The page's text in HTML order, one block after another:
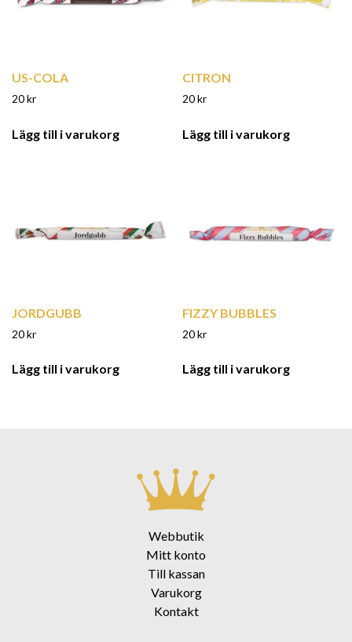
US-COLA
20kr
Lägg till i varukorg
CITRON
20kr
Lägg till i varukorg
JORDGUBB
20kr
Lägg till i varukorg
FIZZY BUBBLES
20kr
Lägg till i varukorg
Webbutik
Mitt konto
Till kassan
Varukorg
Kontakt